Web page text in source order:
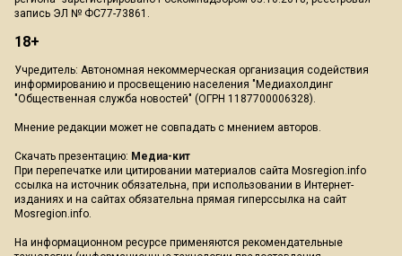
запись ЭЛ № ФС77-73861.
18+
Учредитель: Автономная некоммерческая организация содействия
информированию и просвещению населения "Медиахолдинг
"Общественная служба новостей" (ОГРН 1187700006328).
Мнение редакции может не совпадать с мнением авторов.
Скачать презентацию: Медиа-кит
При перепечатке или цитировании материалов сайта Mosregion.info
ссылка на источник обязательна, при использовании в Интернет-
изданиях и на сайтах обязательна прямая гиперссылка на сайт
Mosregion.info.
На информационном ресурсе применяются рекомендательные